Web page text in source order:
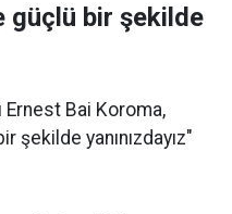
güçlü bir şekilde
Ernest Bai Koroma,
yanınızdayız"